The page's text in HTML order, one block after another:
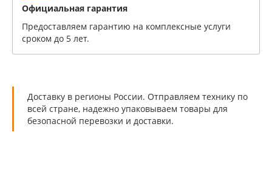
Официальная гарантия
Предоставляем гарантию на комплексные услуги
сроком до 5 лет.
Доставку в регионы России. Отправляем технику по
всей стране, надежно упаковываем товары для
безопасной перевозки и доставки.